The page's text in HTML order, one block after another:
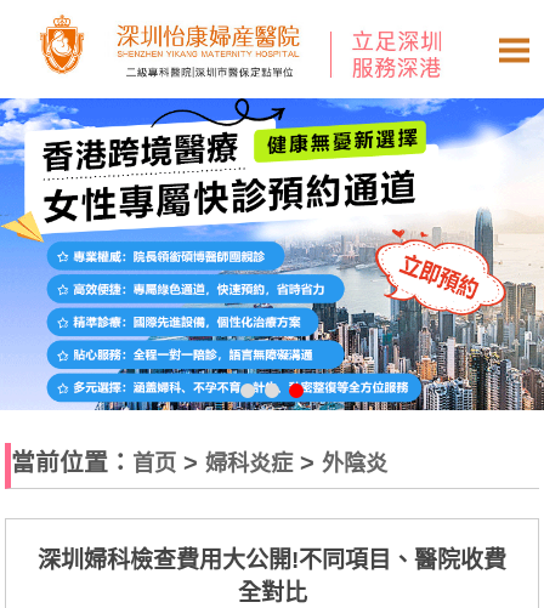
當前位置： 首页 >婦科炎症>外陰炎
深圳婦科檢查費用大公開!不同項目、醫院收費
全對比